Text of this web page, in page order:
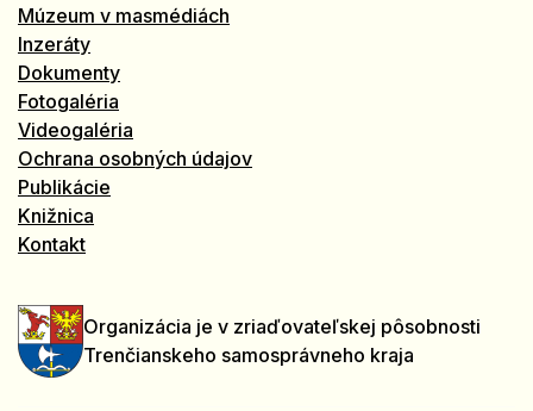
Múzeum v masmédiách
Inzeráty
Dokumenty
Fotogaléria
Videogaléria
Ochrana osobných údajov
Publikácie
Knižnica
Kontakt
Organizácia je v zriaďovateľskej pôsobnosti
Trenčianskeho samosprávneho kraja